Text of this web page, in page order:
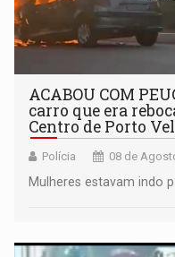
ACABOU COM
carro que era
Centro de Porto
Polícia 08 de
Mulheres estavam indo